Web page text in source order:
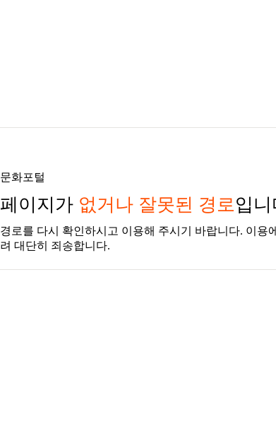
문화포털
페이지가 없거나 잘못된 경로입니
경로를 다시 확인하시고 이용해 주시기 바랍니다. 이용
려 대단히 죄송합니다.